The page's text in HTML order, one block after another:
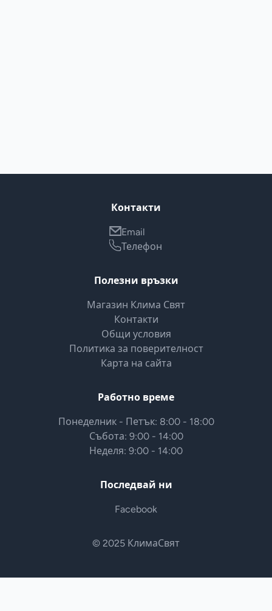
Контакти
Email
Телефон
Полезни връзки
Магазин Клима Свят
Контакти
Общи условия
Политика за поверителност
Карта на сайта
Работно време
Понеделник - Петък: 8:00 - 18:00
Събота: 9:00 - 14:00
Неделя: 9:00 - 14:00
Последвай ни
Facebook
© 2025 КлимаСвят